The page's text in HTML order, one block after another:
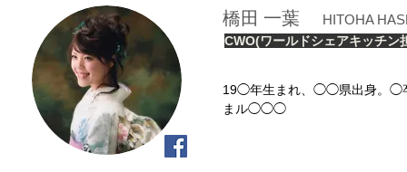
橋田 一葉 HITOHA
CWO(ワールドシェアキッチン
19◯年生まれ、◯◯県出身。◯
まル◯◯◯